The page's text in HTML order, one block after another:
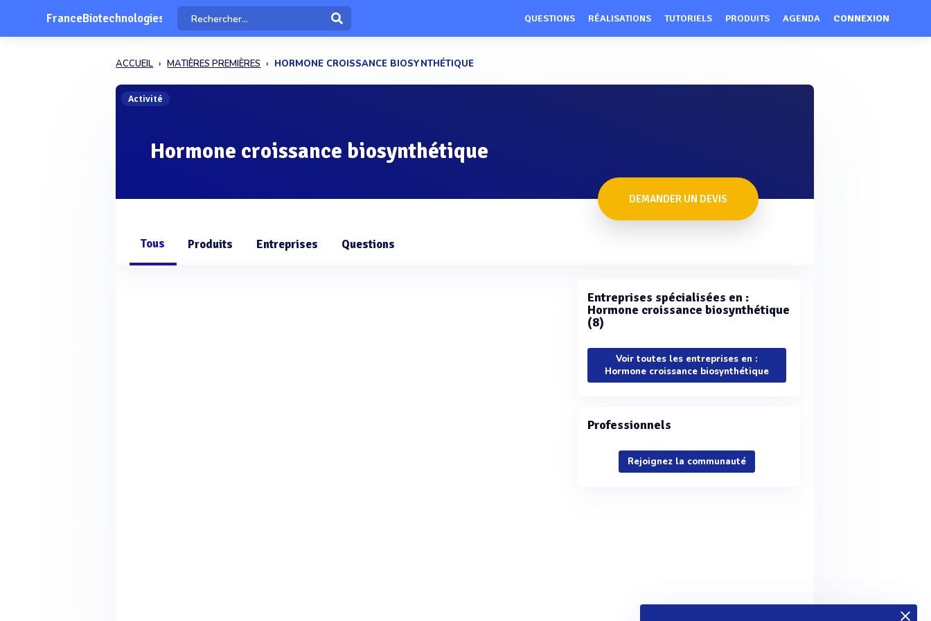
FranceBiotechnologies QUESTIONS RÉALISATIONS TUTORIELS PRODUITS AGENDA CONNEXION
ACCUEIL MATIÈRES PREMIÈRES HORMONE CROISSANCE BIOSYNTHÉTIQUE
Activité
Hormone croissance biosynthétique
DEMANDER UN DEVIS
Tous Produits Entreprises Questions
Entreprises spécialisées en :
Hormone croissance biosynthétique
(8)
Voir toutes les entreprises en :
Hormone croissance biosynthétique
Professionnels
Rejoignez la communauté